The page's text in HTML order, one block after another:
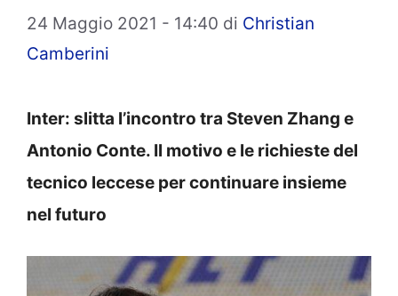
24 Maggio 2021 - 14:40 di Christian
Camberini
Inter: slitta l’incontro tra Steven Zhang e
Antonio Conte. Il motivo e le richieste del
tecnico leccese per continuare insieme
nel futuro